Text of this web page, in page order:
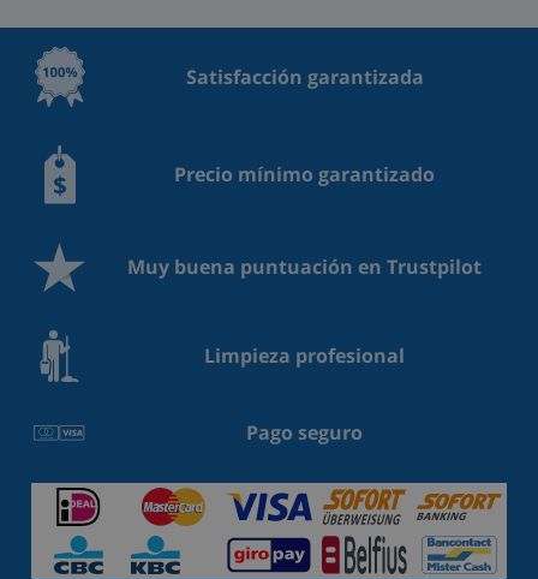
Satisfacción garantizada
Precio mínimo garantizado
Muy buena puntuación en Trustpilot
Limpieza profesional
Pago seguro